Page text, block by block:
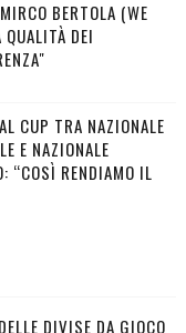
BERTOLA (WE
DEI
CUP TRA NAZIONALE
E NAZIONALE
“COSÌ RENDIAMO IL
DIVISE DA GIOCO